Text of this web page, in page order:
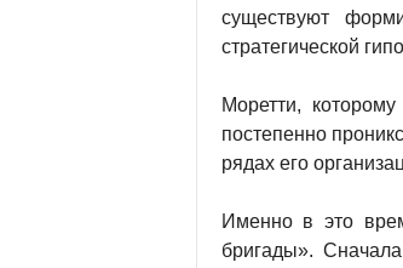
существуют
стратегической
Моретти,
постепенно
рядах его
Именно в это
бригады».